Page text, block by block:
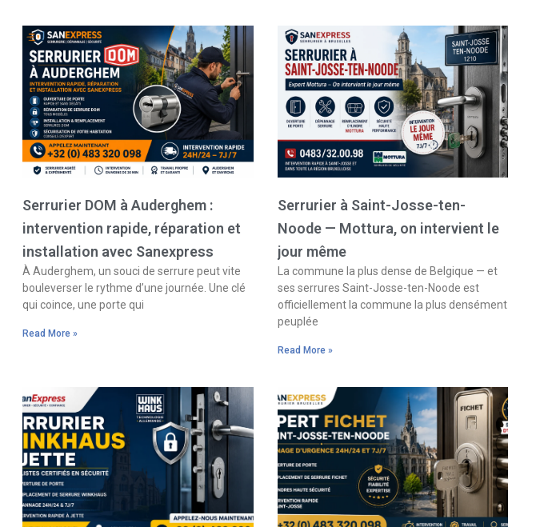
Serrurier DOM à Auderghem :
intervention rapide, réparation et
installation avec Sanexpress
À Auderghem, un souci de serrure peut vite
bouleverser le rythme d’une journée. Une clé
qui coince, une porte qui
Read More »
Serrurier à Saint-Josse-ten-
Noode — Mottura, on intervient le
jour même
La commune la plus dense de Belgique — et
ses serrures Saint-Josse-ten-Noode est
officiellement la commune la plus densément
peuplée
Read More »
Page Page